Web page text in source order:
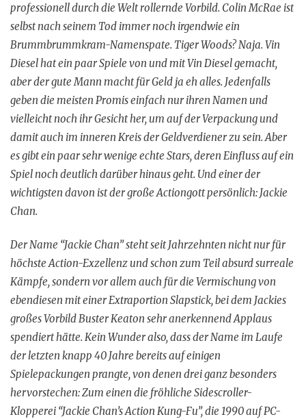
professionell durch die Welt rollernde Vorbild. Colin McRae ist
selbst nach seinem Tod immer noch irgendwie ein
Brummbrummkram-Namenspate. Tiger Woods? Naja. Vin
Diesel hat ein paar Spiele von und mit Vin Diesel gemacht,
aber der gute Mann macht für Geld ja eh alles. Jedenfalls
geben die meisten Promis einfach nur ihren Namen und
vielleicht noch ihr Gesicht her, um auf der Verpackung und
damit auch im inneren Kreis der Geldverdiener zu sein. Aber
es gibt ein paar sehr wenige echte Stars, deren Einfluss auf ein
Spiel noch deutlich darüber hinaus geht. Und einer der
wichtigsten davon ist der große Actiongott persönlich: Jackie
Chan.
Der Name “Jackie Chan” steht seit Jahrzehnten nicht nur für
höchste Action-Exzellenz und schon zum Teil absurd surreale
Kämpfe, sondern vor allem auch für die Vermischung von
ebendiesen mit einer Extraportion Slapstick, bei dem Jackies
großes Vorbild Buster Keaton sehr anerkennend Applaus
spendiert hätte. Kein Wunder also, dass der Name im Laufe
der letzten knapp 40 Jahre bereits auf einigen
Spielepackungen prangte, von denen drei ganz besonders
hervorstechen: Zum einen die fröhliche Sidescroller-
Klopperei “Jackie Chan’s Action Kung-Fu”, die 1990 auf PC-